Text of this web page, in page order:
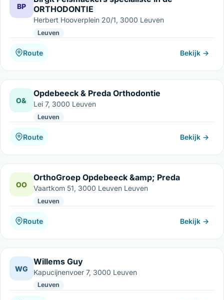
BP
ORTHODONTIE
Herbert Hooverplein 20/1, 3000 Leuven
Leuven
Route Bekijk →
O&
Opdebeeck & Preda Orthodontie
Lei 7, 3000 Leuven
Leuven
Route Bekijk →
OO
OrthoGroep Opdebeeck &amp; Preda
Vaartkom 51, 3000 Leuven Leuven
Leuven
Route Bekijk →
WG
Willems Guy
Kapucijnenvoer 7, 3000 Leuven
Leuven